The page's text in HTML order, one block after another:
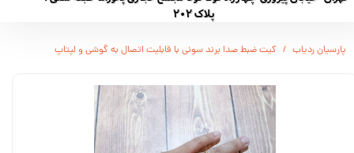
پلاک 202
پارسیان ردیاب کیت ضبط صدا برند سونی با قابلیت اتصال به گوشی و لپتاپ